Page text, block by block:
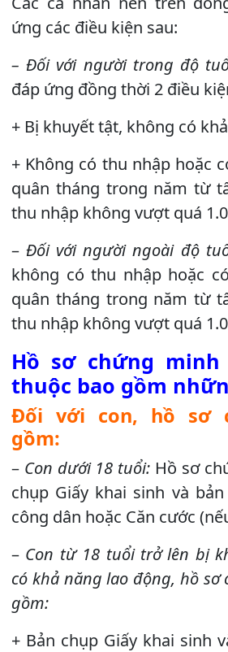
ứng các điều kiện sau:
– Đối với người trong độ
đáp ứng đồng thời 2 điều
+ Bị khuyết tật, không có
+ Không có thu nhập hoặc
quân tháng trong năm từ
thu nhập không vượt quá
–Đối với người ngoài độ
không có thu nhập hoặc
quân tháng trong năm từ
thu nhập không vượt quá
Hồ sơ chứng
thuộc bao gồm
Đối với con, hồ sơ
gồm:
– Con dưới 18 tuổi: Hồ sơ
chụp Giấy khai sinh và
công dân hoặc Căn cước
– Con từ 18 tuổi trở lên bị
có khả năng lao động, hồ
gồm:
+ Bản chụp Giấy khai sinh